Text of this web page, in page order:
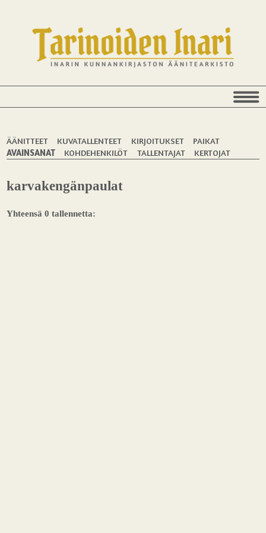
ÄÄNITTEET KUVATALLENTEET KIRJOITUKSET
PAIKAT
AVAINSANAT
KOHDEHENKILÖT TALLENTAJAT KERTOJAT
karvakengänpaulat
Yhteensä 0 tallennetta: